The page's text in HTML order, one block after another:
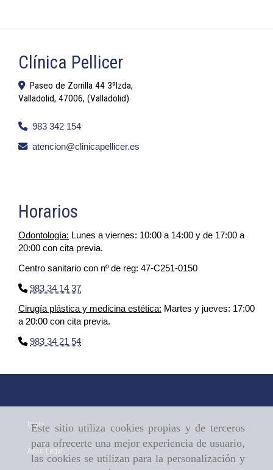
Este sitio utiliza cookies propias y de terceros
para ofrecerte una mejor experiencia de usuario,
las cookies se utilizan para la personalización y
Clínica Pellicer
Paseo de Zorrilla 44 3ºIzda,
Valladolid, 47006, (Valladolid)
983 342 154
atencion
clinicapellicer.es
Horarios
Odontología: Lunes a viernes: 10:00 a 14:00 y de 17:00 a
20:00 con cita previa.
Centro sanitario con nº de reg: 47-C251-0150
983 34 14 37
Cirugía plástica y medicina estética: Martes y jueves: 17:00
a 20:00 con cita previa.
983 34 21 54
Inicio
Aviso Legal